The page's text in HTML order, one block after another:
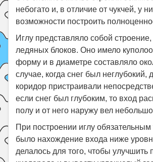
небогато и, в отличие от чукчей, у
возможности построить
Иглу представляло собой
ледяных блоков. Оно имело
форму и в диаметре составляло
случае, когда снег был неглубокий,
коридор пристраивали
если снег был глубоким, то вход
полу и от него наружу вел
При построении иглу
было нахождение входа ниже
делалось для того, чтобы улучшить